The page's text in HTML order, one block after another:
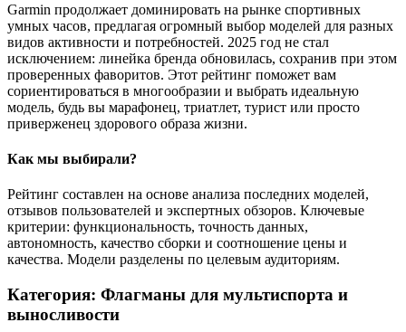
Garmin продолжает доминировать на рынке спортивных
умных часов, предлагая огромный выбор моделей для разных
видов активности и потребностей. 2025 год не стал
исключением: линейка бренда обновилась, сохранив при этом
проверенных фаворитов. Этот рейтинг поможет вам
сориентироваться в многообразии и выбрать идеальную
модель, будь вы марафонец, триатлет, турист или просто
приверженец здорового образа жизни.
Как мы выбирали?
Рейтинг составлен на основе анализа последних моделей,
отзывов пользователей и экспертных обзоров. Ключевые
критерии: функциональность, точность данных,
автономность, качество сборки и соотношение цены и
качества. Модели разделены по целевым аудиториям.
Категория: Флагманы для мультиспорта и
выносливости